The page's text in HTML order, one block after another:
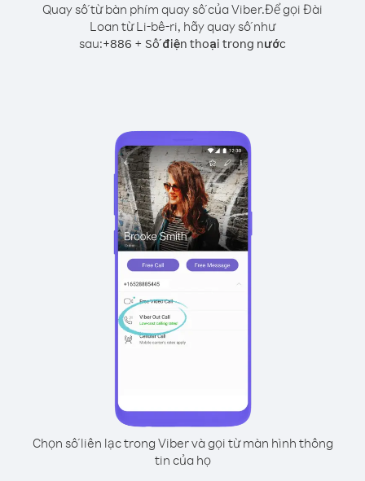
Quay số từ bàn phím quay số của Viber.Để gọi Đài
Loan từ Li-bê-ri, hãy quay số như
sau:+886 + Số điện thoại trong nước
Chọn số liên lạc trong Viber và gọi từ màn hình thông
tin của họ